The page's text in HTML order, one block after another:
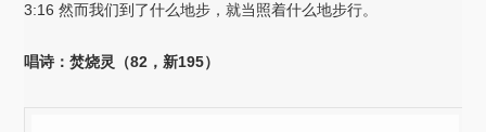
3:16 然而我们到了什么地步，就当照着什么地步行。
唱诗：焚烧灵（82，新195）